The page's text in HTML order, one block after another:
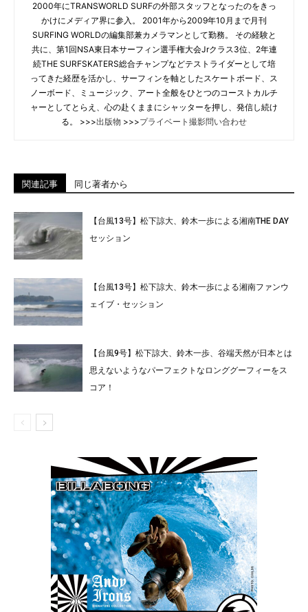
2000年にTRANSWORLD SURFの外部スタッフとなったのをきっ
かけにメディア界に参入。 2001年から2009年10月まで月刊
SURFING WORLDの編集部兼カメラマンとして勤務。 その経験と
共に、第1回NSA東日本サーフィン選手権大会Jrクラス3位、2年連
続THE SURFSKATERS総合チャンプなどテストライダーとして培
ってきた経歴を活かし、サーフィンを軸としたスケートボード、ス
ノーボード、ミュージック、アート全般をひとつのコーストカルチ
ャーとしてとらえ、心の赴くままにシャッターを押し、発信し続け
る。 >>>出版物 >>>プライベート撮影問い合わせ
関連記事 同じ著者から
【台風13号】松下諒大、鈴木一歩による湘南THE DAY
セッション
【台風13号】松下諒大、鈴木一歩による湘南ファンウ
ェイブ・セッション
【台風9号】松下諒大、鈴木一歩、谷端天然が日本とは
思えないようなパーフェクトなロンググーフィーをス
コア！